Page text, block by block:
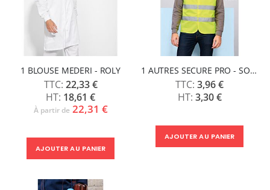
1 BLOUSE MEDERI - ROLY
22,33 €
18,61 €
À partir de 22,31 €
AJOUTER AU PANIER
1 AUTRES SECURE PRO - SOLS
3,96 €
3,30 €
AJOUTER AU PANIER